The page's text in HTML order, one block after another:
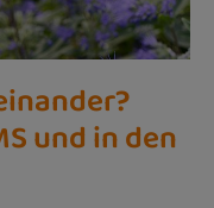
und in den